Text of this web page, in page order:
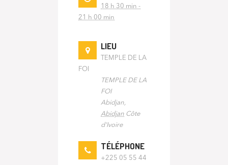
18 h 30 min -
21 h 00 min
LIEU
TEMPLE DE LA
FOI
TEMPLE DE LA
FOI
Abidjan
Abidjan Côte
d'Ivoire
TÉLÉPHONE
+225 05 55 44